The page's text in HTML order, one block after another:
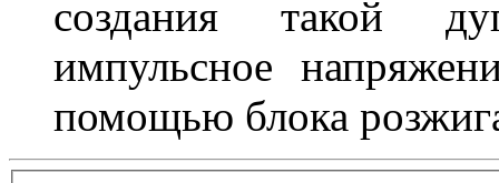
создания такой
импульсное
помощью блока